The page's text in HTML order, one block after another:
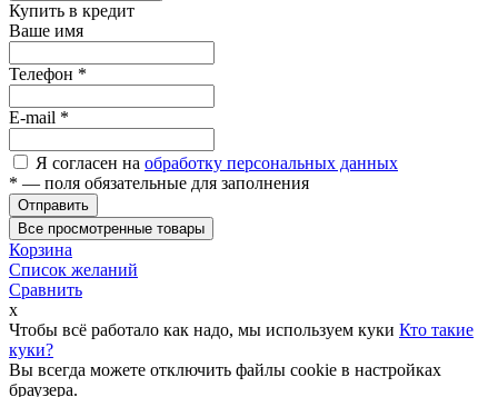
Купить в кредит
Ваше имя
Телефон *
E-mail *
Я согласен на обработку персональных данных
* — поля обязательные для заполнения
Отправить
Все просмотренные товары
Корзина
Список желаний
Сравнить
x
Чтобы всё работало как надо, мы используем куки Кто такие
куки?
Вы всегда можете отключить файлы cookie в настройках
браузера.